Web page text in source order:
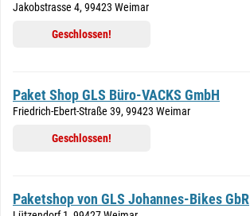
Jakobstrasse 4, 99423 Weimar
Geschlossen!
Paket Shop GLS Büro-VACKS GmbH
Friedrich-Ebert-Straße 39, 99423 Weimar
Geschlossen!
Paketshop von GLS Johannes-Bikes GbR